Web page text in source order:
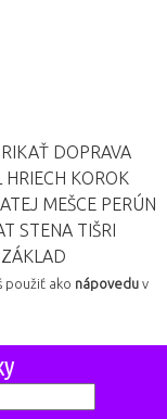
DOPRAVA
HRIECH KOROK
MEŠCE PERÚN
STENA TIŠRI
ZÁKLAD
použiť ako nápovedu v